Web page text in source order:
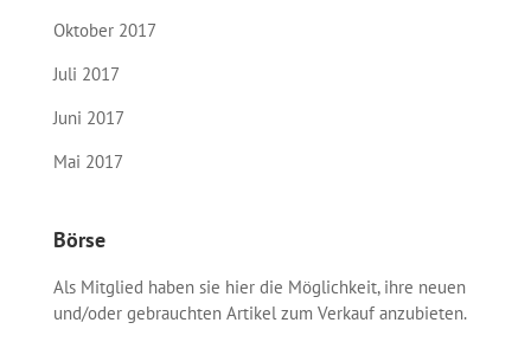
Oktober 2017
Juli 2017
Juni 2017
Mai 2017
Börse
Als Mitglied haben sie hier die Möglichkeit, ihre neuen
und/oder gebrauchten Artikel zum Verkauf anzubieten.